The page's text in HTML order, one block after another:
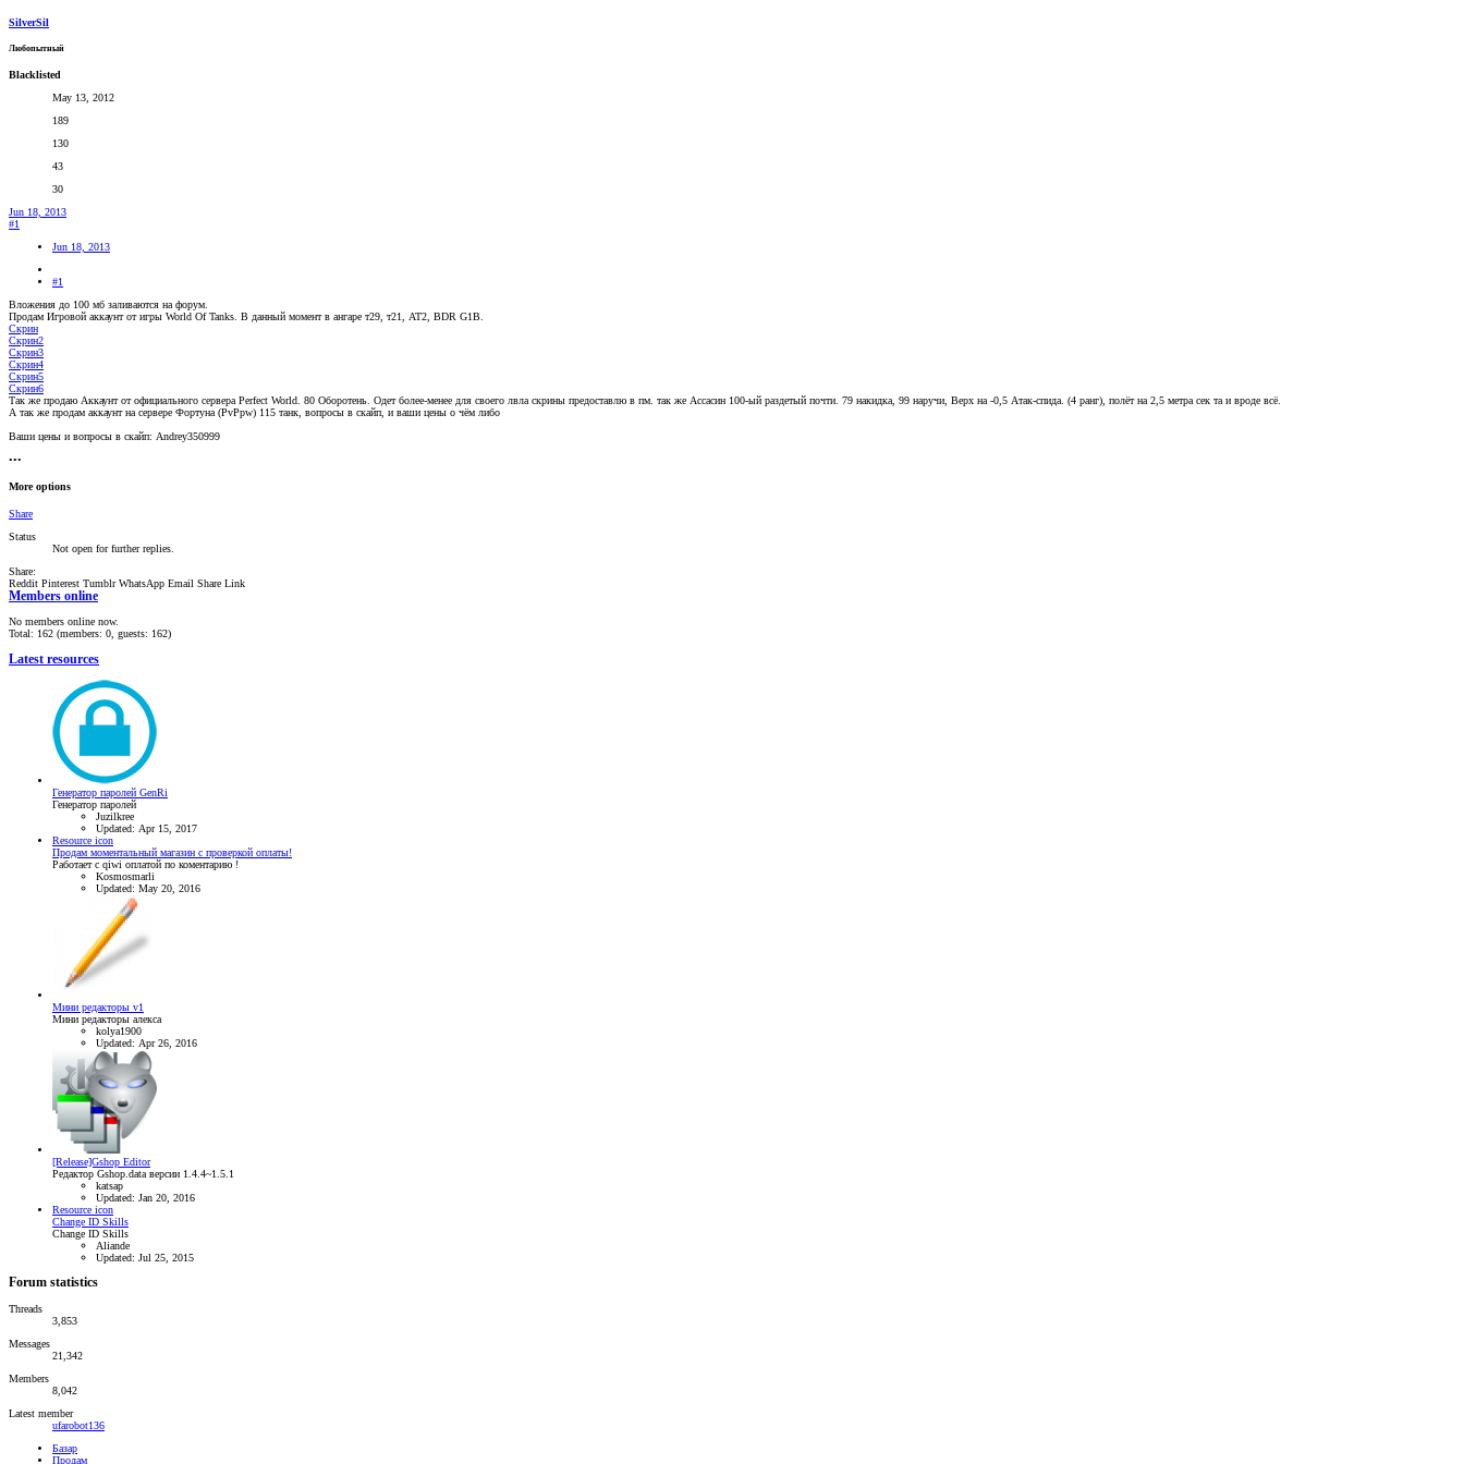
SilverSil
Любопытный
Blacklisted
May 13, 2012
189
130
43
30
Jun 18, 2013
#1
Jun 18, 2013
#1
Вложения до 100 мб заливаются на форум.
Продам Игровой аккаунт от игры World Of Tanks. В данный момент в ангаре т29, т21, АТ2, BDR G1B.
Скрин
Скрин2
Скрин3
Скрин4
Скрин5
Скрин6
Так же продаю Аккаунт от официального сервера Perfect World. 80 Оборотень. Одет более-менее для своего лвла скрины предоставлю в пм. так же Ассасин 100-ый раздетый почти. 79 накидка, 99 наручи, Верх на -0,5 Атак-спида. (4 ранг), полёт на 2,5 метра сек та и вроде всё.
А так же продам аккаунт на сервере Фортуна (PvPpw) 115 танк, вопросы в скайп, и ваши цены о чём либо
Ваши цены и вопросы в скайп: Andrey350999
•••
More options
Share
Status
Not open for further replies.
Share:
Reddit Pinterest Tumblr WhatsApp Email Share Link
Members online
No members online now.
Total: 162 (members: 0, guests: 162)
Latest resources
Генератор паролей GenRi
Генератор паролей
Juzilkree
Updated: Apr 15, 2017
Resource icon
Продам моментальный магазин с проверкой оплаты!
Работает с qiwi оплатой по коментарию !
Kosmosmarli
Updated: May 20, 2016
Мини редакторы v1
Мини редакторы алекса
kolya1900
Updated: Apr 26, 2016
[Release]Gshop Editor
Редактор Gshop.data версии 1.4.4~1.5.1
katsap
Updated: Jan 20, 2016
Resource icon
Change ID Skills
Change ID Skills
Aliande
Updated: Jul 25, 2015
Forum statistics
Threads
3,853
Messages
21,342
Members
8,042
Latest member
ufarobot136
Базар
Продам